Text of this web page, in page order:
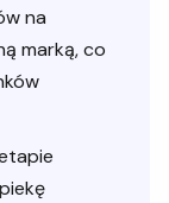
na
marką, co